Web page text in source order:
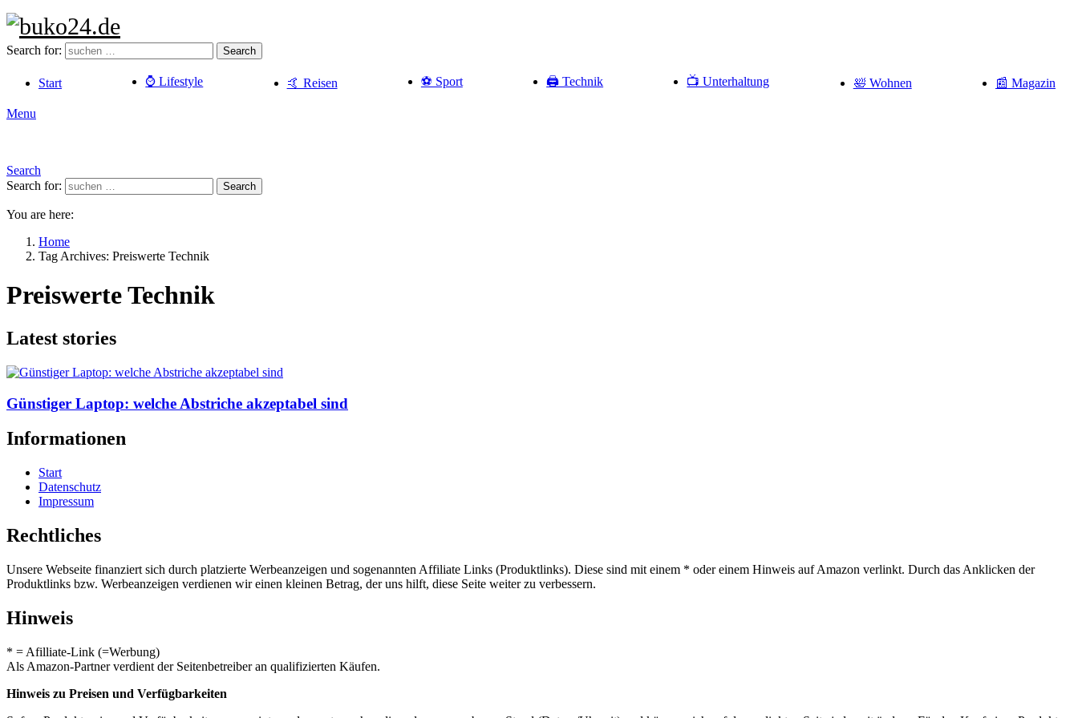
Search for: Search
Start ⌚️ Lifestyle 🤙 Reisen ⚽️ Sport 🖨️ Technik 📺 Unterhaltung 🛀 Wohnen 📰 Magazin
Menu
Search
Search for:
Search
You are here:
Home
Tag Archives: Preiswerte Technik
Preiswerte Technik
Latest stories
Günstiger Laptop: welche Abstriche akzeptabel sind
Informationen
Start
Datenschutz
Impressum
Rechtliches
Unsere Webseite finanziert sich durch platzierte Werbeanzeigen und sogenannten Affiliate Links (Produktlinks). Diese sind mit einem * oder einem Hinweis auf Amazon verlinkt. Durch das Anklicken der
Produktlinks bzw. Werbeanzeigen verdienen wir einen kleinen Betrag, der uns hilft, diese Seite weiter zu verbessern.
Hinweis
* = Afilliate-Link (=Werbung)
Als Amazon-Partner verdient der Seitenbetreiber an qualifizierten Käufen.
Hinweis zu Preisen und Verfügbarkeiten